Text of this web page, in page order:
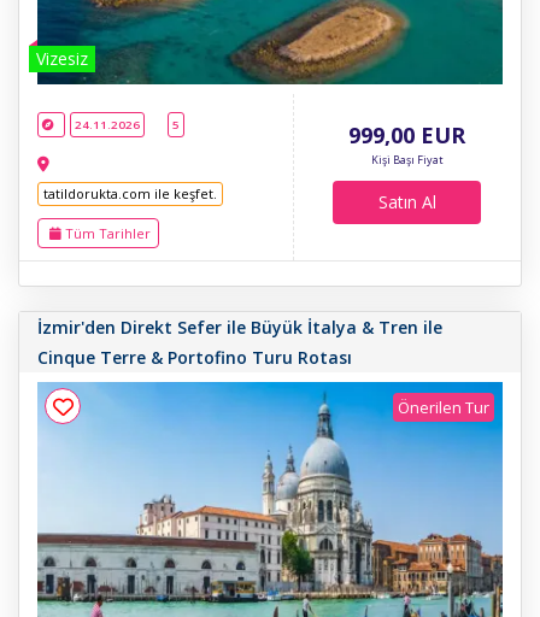
Vizesiz
24.11.2026 5
tatildorukta.com ile keşfet.
Tüm Tarihler
999,00 EUR
Kişi Başı Fiyat
Satın Al
İzmir'den Direkt Sefer ile Büyük İtalya & Tren ile
Cinque Terre & Portofino Turu Rotası
Önerilen Tur